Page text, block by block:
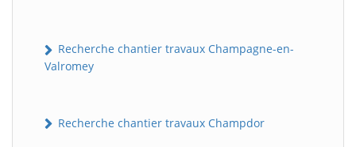
Recherche chantier travaux Champagne-en-
Valromey
Recherche chantier travaux Champdor